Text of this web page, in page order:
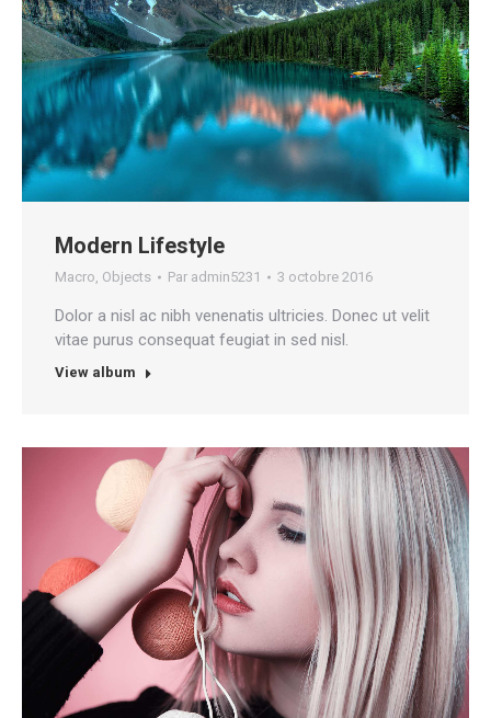
Modern Lifestyle
Macro, Objects Par admin5231 3 octobre 2016
Dolor a nisl ac nibh venenatis ultricies. Donec ut velit
vitae purus consequat feugiat in sed nisl.
View album